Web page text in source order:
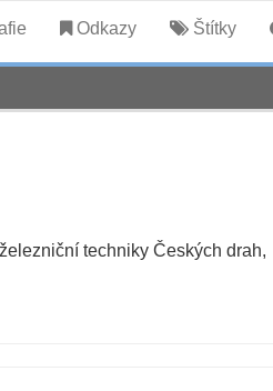
Odkazy Štítky
techniky Českých drah,